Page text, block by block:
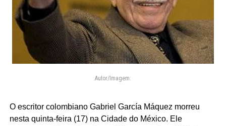
Autor/Imagem:
O escritor colombiano Gabriel García Máquez morreu
nesta quinta-feira (17) na Cidade do México. Ele